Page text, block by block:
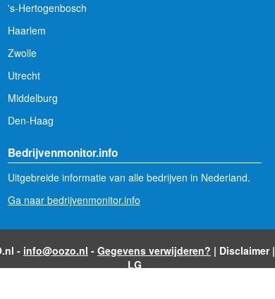
's-Hertogenbosch
Haarlem
Zwolle
Utrecht
Middelburg
Den-Haag
Bedrijvenmonitor.info
Uitgebreide informatie van alle bedrijven in Nederland.
Ga naar bedrijvenmonitor.info
- info@oozo.nl - Gegevens verwijderen? | Disclaimer|
LG